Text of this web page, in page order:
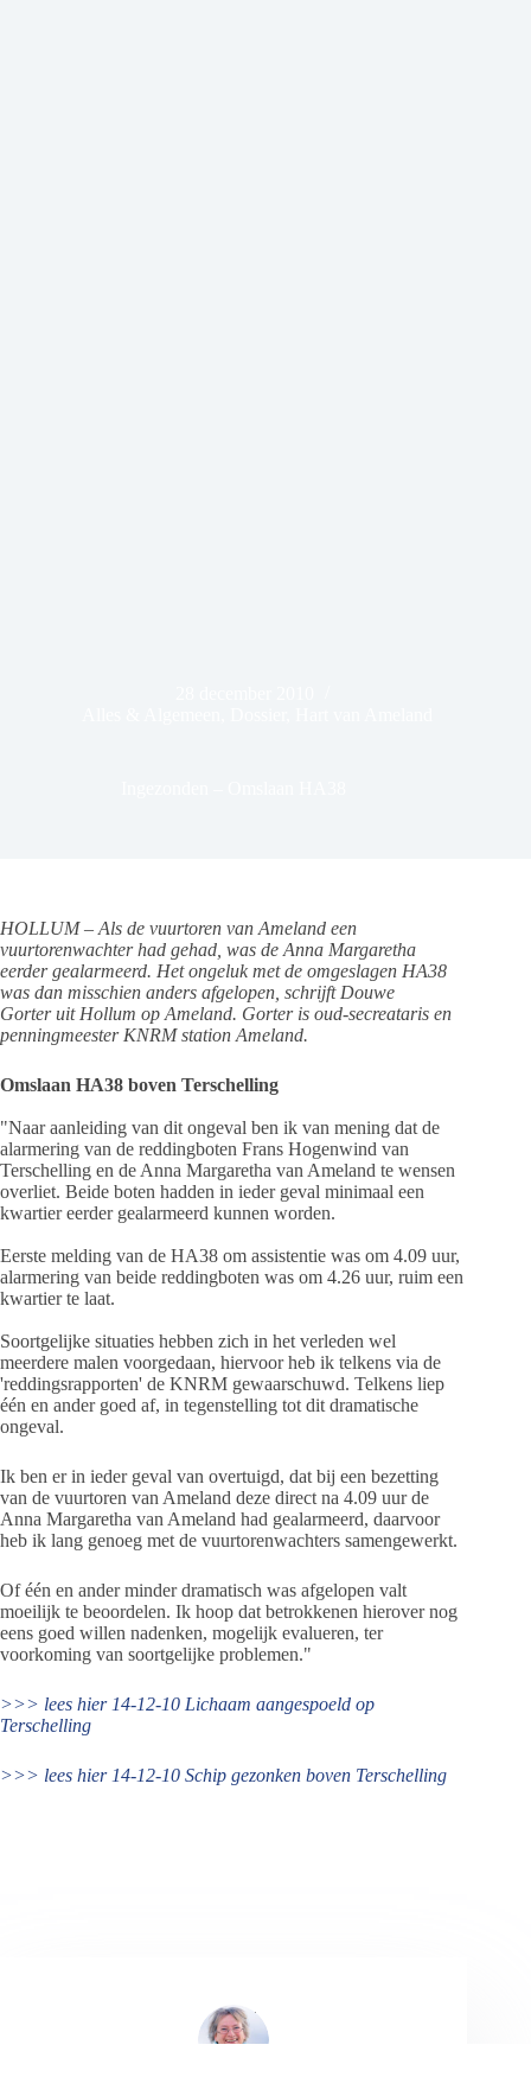
HOLLUM – Als de vuurtoren van Ameland een
vuurtorenwachter had gehad, was de Anna Margaretha
eerder gealarmeerd. Het ongeluk met de omgeslagen HA38
was dan misschien anders afgelopen, schrijft Douwe
Gorter uit Hollum op Ameland. Gorter is oud-secreataris en
penningmeester KNRM station Ameland.
Omslaan HA38 boven Terschelling
"Naar aanleiding van dit ongeval ben ik van mening dat de
alarmering van de reddingboten Frans Hogenwind van
Terschelling en de Anna Margaretha van Ameland te wensen
overliet. Beide boten hadden in ieder geval minimaal een
kwartier eerder gealarmeerd kunnen worden.
Eerste melding van de HA38 om assistentie was om 4.09 uur,
alarmering van beide reddingboten was om 4.26 uur, ruim een
kwartier te laat.
Soortgelijke situaties hebben zich in het verleden wel
meerdere malen voorgedaan, hiervoor heb ik telkens via de
'reddingsrapporten' de KNRM gewaarschuwd. Telkens liep
één en ander goed af, in tegenstelling tot dit dramatische
ongeval.
Ik ben er in ieder geval van overtuigd, dat bij een bezetting
van de vuurtoren van Ameland deze direct na 4.09 uur de
Anna Margaretha van Ameland had gealarmeerd, daarvoor
heb ik lang genoeg met de vuurtorenwachters samengewerkt.
Of één en ander minder dramatisch was afgelopen valt
moeilijk te beoordelen. Ik hoop dat betrokkenen hierover nog
eens goed willen nadenken, mogelijk evalueren, ter
voorkoming van soortgelijke problemen."
>>> lees hier 14-12-10 Lichaam aangespoeld op
Terschelling
>>> lees hier 14-12-10 Schip gezonken boven Terschelling